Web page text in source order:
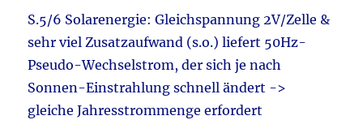
S.5/6 Solarenergie: Gleichspannung 2V/Zelle &
sehr viel Zusatzaufwand (s.o.) liefert 50Hz-
Pseudo-Wechselstrom, der sich je nach
Sonnen-Einstrahlung schnell ändert ->
gleiche Jahresstrommenge erfordert